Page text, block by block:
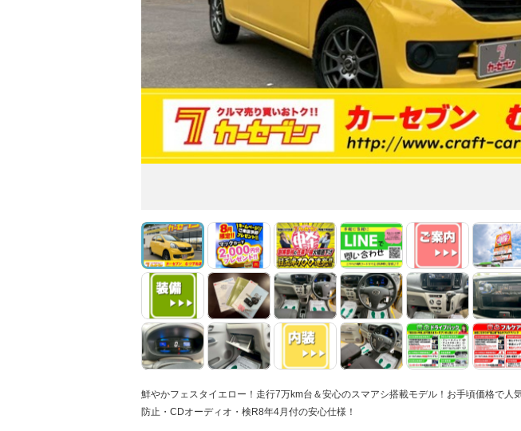
鮮やかフェスタイエロー！走行7万km台＆安心のスマアシ搭載モデル！お手頃価格で人
防止・CDオーディオ・検R8年4月付の安心仕様！